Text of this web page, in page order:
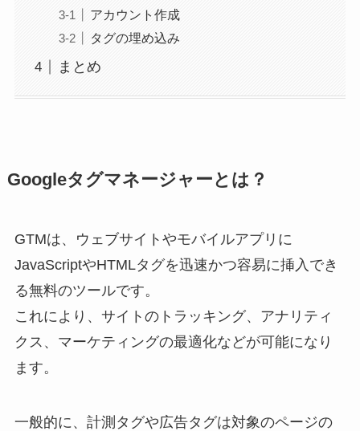
アカウント作成
タグの埋め込み
まとめ
Googleタグマネージャーとは？
GTMは、ウェブサイトやモバイルアプリに
JavaScriptやHTMLタグを迅速かつ容易に挿入でき
る無料のツールです。
これにより、サイトのトラッキング、アナリティ
クス、マーケティングの最適化などが可能になり
ます。
一般的に、計測タグや広告タグは対象のページの